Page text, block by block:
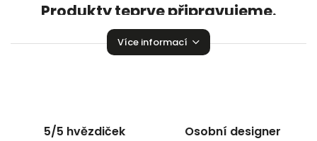
Produkty teprve připravujeme.
Můžete se ale podívat na ostatní kategorie.
Více informací
5/5 hvězdiček Osobní designer